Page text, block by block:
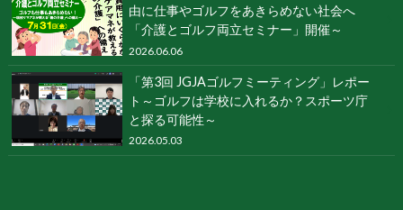
由に仕事やゴルフをあきらめない社会へ
「介護とゴルフ両立セミナー」開催～
2026.06.06
「第3回 JGJAゴルフミーティング」レポー
ト～ゴルフは学校に入れるか？スポーツ庁
と探る可能性～
2026.05.03